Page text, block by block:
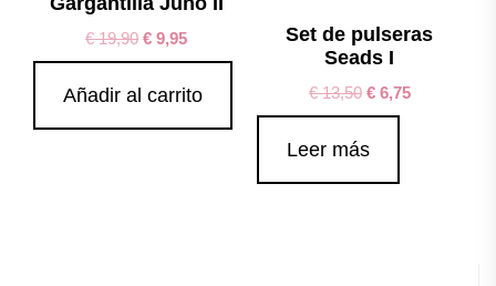
€19,90 € 9,95
Añadir al carrito
Set de pulseras
Seads I
€13,50 €6,75
Leer más